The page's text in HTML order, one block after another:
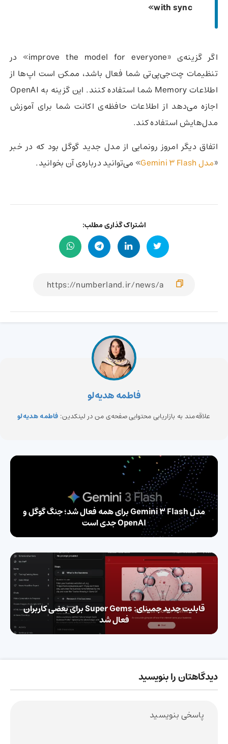
with sync»
اگر گزینه‌ی «improve the model for everyone» در
تنظیمات چت‌جی‌پی‌تی شما فعال باشد، ممکن است اپ‌ها از
اطلاعات Memory شما استفاده کنند. این گزینه به OpenAI
اجازه می‌دهد از اطلاعات حافظه‌ی اکانت شما برای آموزش
مدل‌هایش استفاده کند.
اتفاق دیگر امروز رونمایی از مدل جدید گوگل بود که در خبر
«مدل Gemini 3 Flash » می‌توانید درباره‌ی آن بخوانید.
اشتراک گذاری مطلب:
فاطمه هدیه‌لو
علاقه‌مند به بازاریابی محتوایی صفحه‌ی من در لینکدین: فاطمه هدیه‌لو
مدل Gemini 3 Flash برای همه فعال شد؛ جنگ گوگل و
OpenAI جدی است
قابلیت جدید جمینای: Super Gems برای بعضی کاربران
فعال شد
دیدگاهتان را بنویسید